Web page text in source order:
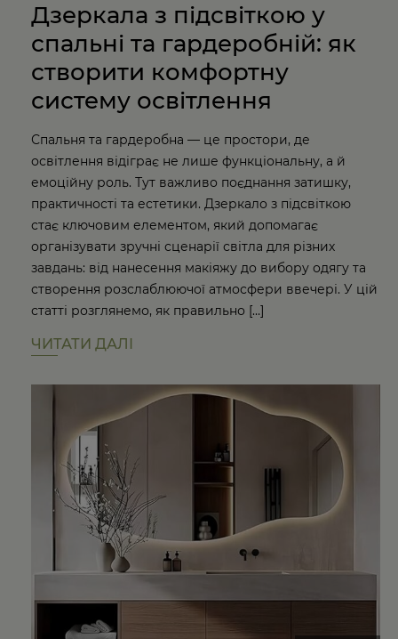
Дзеркала з підсвіткою у
спальні та гардеробній: як
створити комфортну
систему освітлення
Спальня та гардеробна — це простори, де
освітлення відіграє не лише функціональну, а й
емоційну роль. Тут важливо поєднання затишку,
практичності та естетики. Дзеркало з підсвіткою
стає ключовим елементом, який допомагає
організувати зручні сценарії світла для різних
завдань: від нанесення макіяжу до вибору одягу та
створення розслаблюючої атмосфери ввечері. У цій
статті розглянемо, як правильно […]
ЧИТАТИ ДАЛІ